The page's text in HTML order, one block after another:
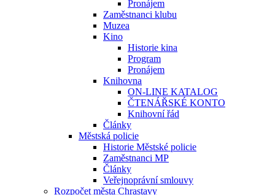
Pronájem
Zaměstnanci klubu
Muzea
Kino
Historie kina
Program
Pronájem
Knihovna
ON-LINE KATALOG
ČTENÁŘSKÉ KONTO
Knihovní řád
Články
Městská policie
Historie Městské policie
Zaměstnanci MP
Články
Veřejnoprávní smlouvy
Rozpočet města Chrastavy